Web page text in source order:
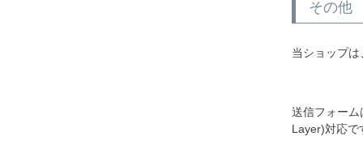
その他
当ショップ
送信フォー
Layer)対応で